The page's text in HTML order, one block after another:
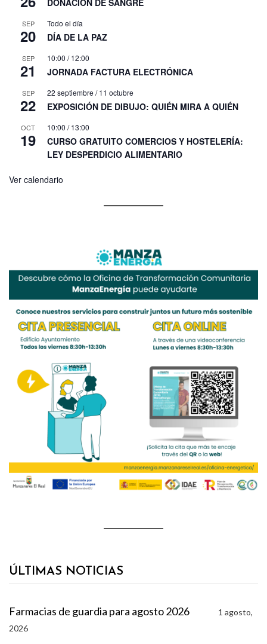
SEP
20
Todo el día
DÍA DE LA PAZ
SEP
21
10:00 /12:00
JORNADA FACTURA ELECTRÓNICA
SEP
22
22 septiembre /11 octubre
EXPOSICIÓN DE DIBUJO: QUIÉN MIRA A QUIÉN
OCT
19
10:00 /13:00
CURSO GRATUITO COMERCIOS Y HOSTELERÍA:
LEY DESPERDICIO ALIMENTARIO
Ver calendario
ÚLTIMAS NOTICIAS
Farmacias de guardia para agosto 2026
1 agosto,
2026